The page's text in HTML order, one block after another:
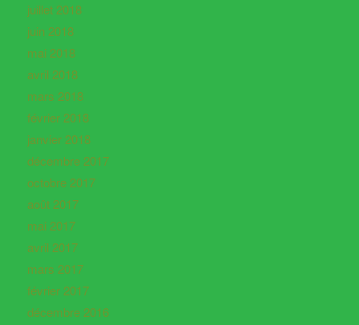
juillet 2018
juin 2018
mai 2018
avril 2018
mars 2018
février 2018
janvier 2018
décembre 2017
octobre 2017
août 2017
mai 2017
avril 2017
mars 2017
février 2017
décembre 2016